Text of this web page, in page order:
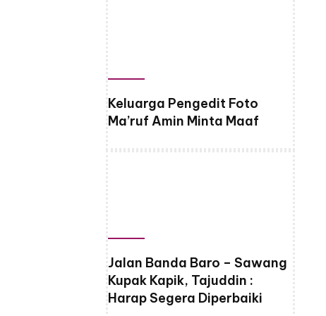
Keluarga Pengedit Foto
Ma’ruf Amin Minta Maaf
Jalan Banda Baro – Sawang
Kupak Kapik, Tajuddin :
Harap Segera Diperbaiki